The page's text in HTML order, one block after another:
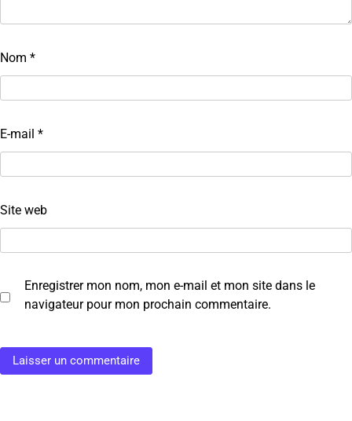
Nom *
E-mail *
Site web
Enregistrer mon nom, mon e-mail et mon site dans le
navigateur pour mon prochain commentaire.